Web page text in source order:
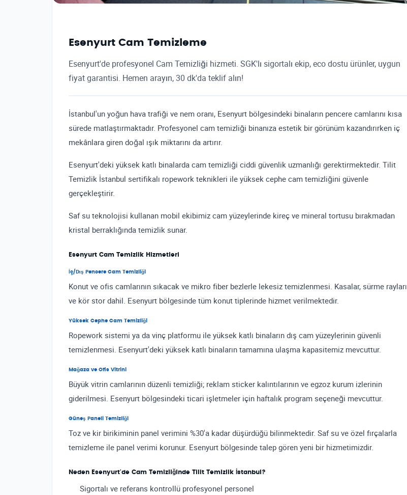
Esenyurt Cam Temizleme
Esenyurt'de profesyonel Cam Temizliği hizmeti. SGK'lı sigortalı ekip, eco dostu ürünler, uygun
fiyat garantisi. Hemen arayın, 30 dk'da teklif alın!
İstanbul'un yoğun hava trafiği ve nem oranı, Esenyurt bölgesindeki binaların pencere camlarını kısa
sürede matlaştırmaktadır. Profesyonel cam temizliği binanıza estetik bir görünüm kazandırırken iç
mekânlara giren doğal ışık miktarını da artırır.
Esenyurt'deki yüksek katlı binalarda cam temizliği ciddi güvenlik uzmanlığı gerektirmektedir. Tilit
Temizlik İstanbul sertifikalı ropework teknikleri ile yüksek cephe cam temizliğini güvenle
gerçekleştirir.
Saf su teknolojisi kullanan mobil ekibimiz cam yüzeylerinde kireç ve mineral tortusu bırakmadan
kristal berraklığında temizlik sunar.
Esenyurt Cam Temizlik Hizmetleri
İç/Dış Pencere Cam Temizliği
Konut ve ofis camlarının sıkacak ve mikro fiber bezlerle lekesiz temizlenmesi. Kasalar, sürme rayları
ve kör stor dahil. Esenyurt bölgesinde tüm konut tiplerinde hizmet verilmektedir.
Yüksek Cephe Cam Temizliği
Ropework sistemi ya da vinç platformu ile yüksek katlı binaların dış cam yüzeylerinin güvenli
temizlenmesi. Esenyurt'deki yüksek katlı binaların tamamına ulaşma kapasitemiz mevcuttur.
Mağaza ve Ofis Vitrini
Büyük vitrin camlarının düzenli temizliği; reklam sticker kalıntılarının ve egzoz kurum izlerinin
giderilmesi. Esenyurt bölgesindeki ticari işletmeler için haftalık program seçeneği mevcuttur.
Güneş Paneli Temizliği
Toz ve kir birikiminin panel verimini %30'a kadar düşürdüğü bilinmektedir. Saf su ve özel fırçalarla
temizleme ile panel verimi korunur. Esenyurt bölgesinde talep gören yeni bir hizmetimizdir.
Neden Esenyurt'de Cam Temizliğinde Tilit Temizlik İstanbul?
Sigortalı ve referans kontrollü profesyonel personel